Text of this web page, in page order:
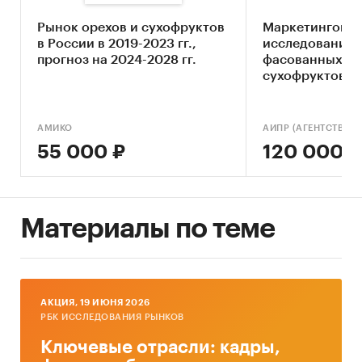
2030 г.
Основные блоки исследования:
Ключевые компоненты рынка сушеных
Экономические характеристики рынка
Влияние макросреды
Оценка степени конкуренции
Методология прогнозирования
Базы данных государственных органов
статистики
Данные Федеральной налоговой службы
Рынок орехов и сухофруктов
в России в 2019-2023 гг.,
прогноз на 2024-2028 гг.
АМИКО
55 000 ₽
Маркетинговое
исследование
фасованных
сухофруктов в
120 000 ₽
Материалы по теме
AКЦИЯ, 19 ИЮНЯ 2026
РБК ИССЛЕДОВАНИЯ РЫНКОВ
Ключевые отрасли: кадры,